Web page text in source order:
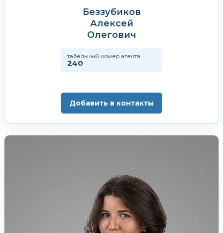
Беззубиков
Алексей
Олегович
табельный номер агента
240
Добавить в контакты